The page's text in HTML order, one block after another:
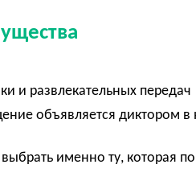
и развлекательных передач
объявляется диктором в
именно ту, которая